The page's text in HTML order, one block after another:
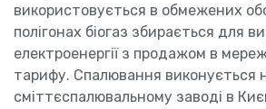
використовується в обмежених
полігонах біогаз збирається для
електроенергії з продажом в
тарифу. Спалювання виконується
сміттєспалювальному заводі в